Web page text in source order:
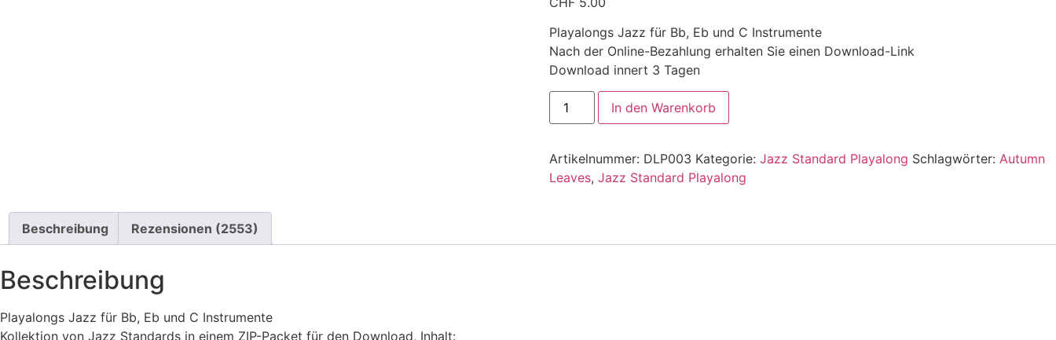
2.48
basierend
auf
Kundenbewertungen
Playalongs Jazz für Bb, Eb und C Instrumente
Nach der Online-Bezahlung erhalten Sie einen Download-Link
Download innert 3 Tagen
In den Warenkorb
Artikelnummer: DLP003 Kategorie: Jazz Standard Playalong Schlagwörter: Autumn
Leaves, Jazz Standard Playalong
Beschreibung Rezensionen (2553)
Beschreibung
Playalongs Jazz für Bb, Eb und C Instrumente
Kollektion von Jazz Standards in einem ZIP-Packet für den Download, Inhalt: